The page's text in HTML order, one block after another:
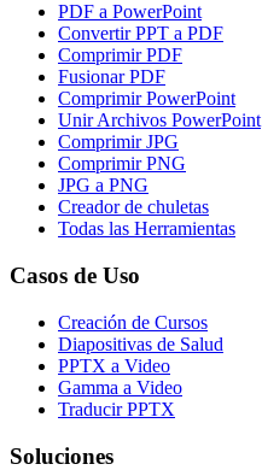
PDF a PowerPoint
Convertir PPT a PDF
Comprimir PDF
Fusionar PDF
Comprimir PowerPoint
Unir Archivos PowerPoint
Comprimir JPG
Comprimir PNG
JPG a PNG
Creador de chuletas
Todas las Herramientas
Casos de Uso
Creación de Cursos
Diapositivas de Salud
PPTX a Video
Gamma a Video
Traducir PPTX
Soluciones